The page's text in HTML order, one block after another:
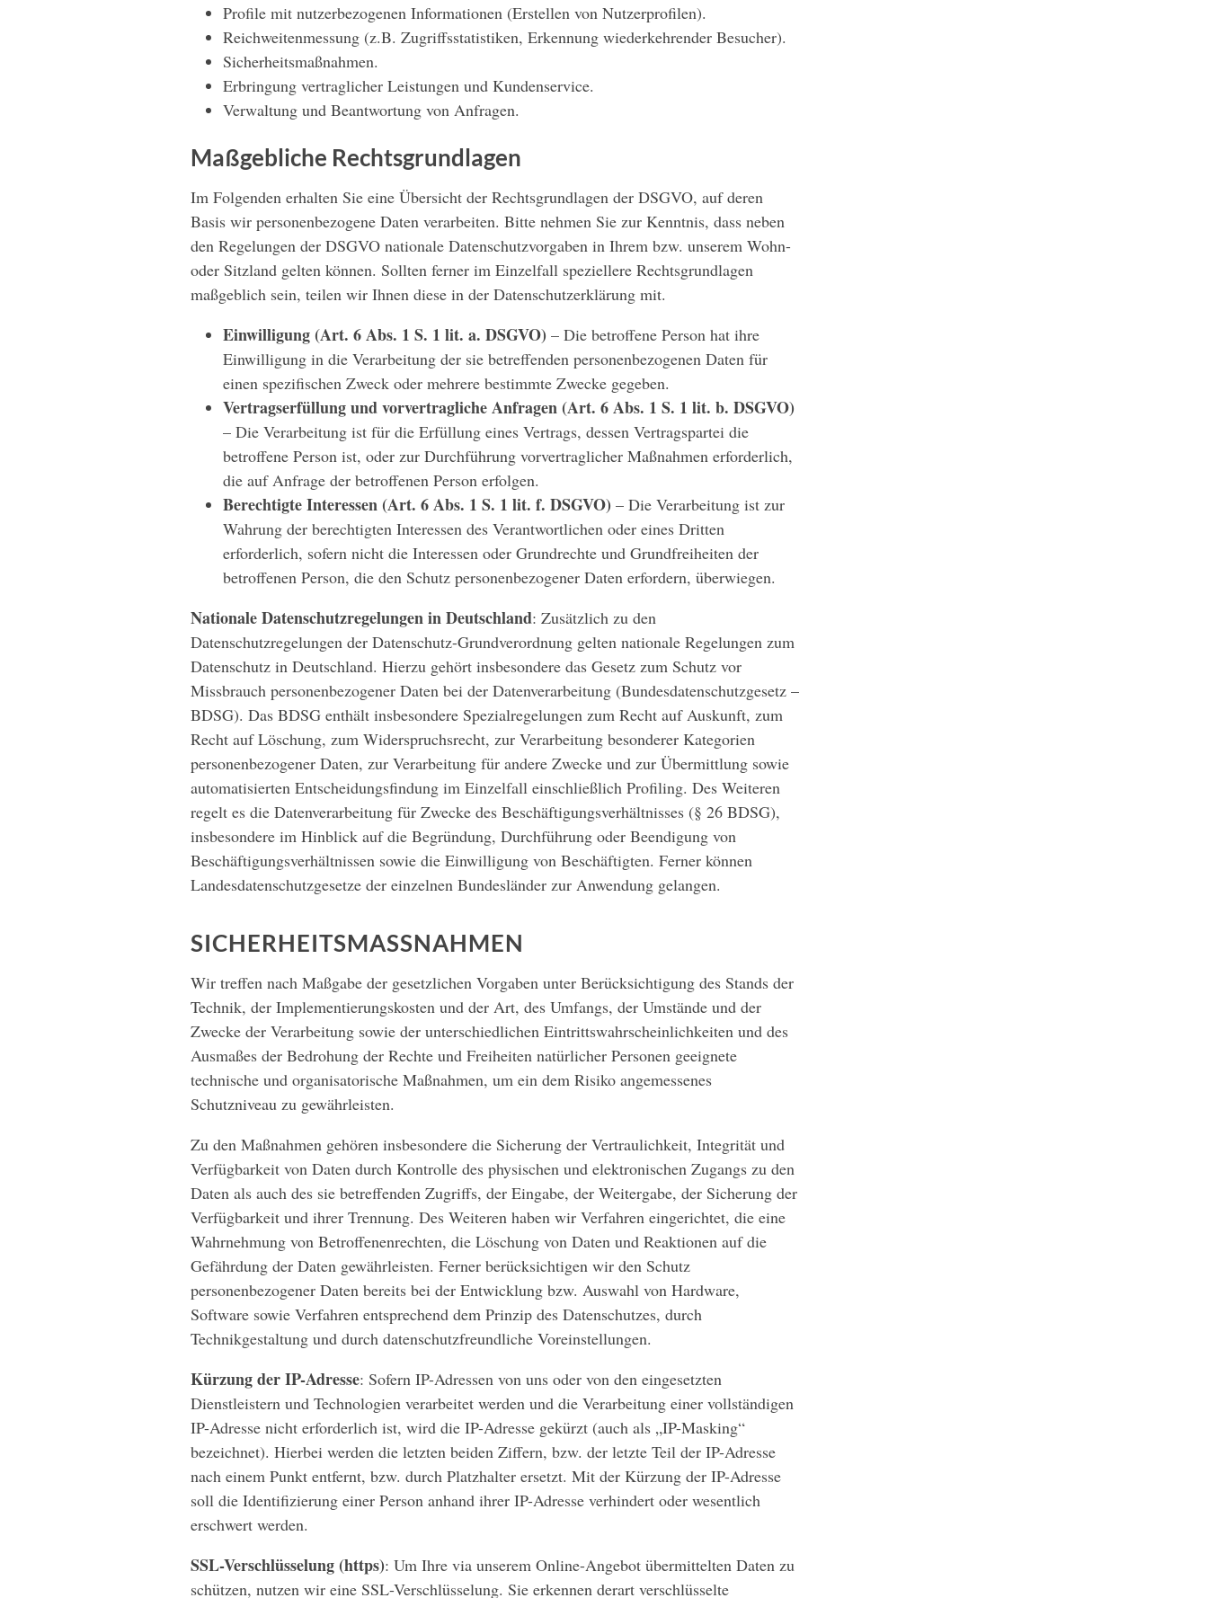
Profile mit nutzerbezogenen Informationen (Erstellen von Nutzerprofilen).
Reichweitenmessung (z.B. Zugriffsstatistiken, Erkennung wiederkehrender Besucher).
Sicherheitsmaßnahmen.
Erbringung vertraglicher Leistungen und Kundenservice.
Verwaltung und Beantwortung von Anfragen.
Maßgebliche Rechtsgrundlagen
Im Folgenden erhalten Sie eine Übersicht der Rechtsgrundlagen der DSGVO, auf deren
Basis wir personenbezogene Daten verarbeiten. Bitte nehmen Sie zur Kenntnis, dass neben
den Regelungen der DSGVO nationale Datenschutzvorgaben in Ihrem bzw. unserem Wohn-
oder Sitzland gelten können. Sollten ferner im Einzelfall speziellere Rechtsgrundlagen
maßgeblich sein, teilen wir Ihnen diese in der Datenschutzerklärung mit.
Einwilligung (Art. 6 Abs. 1 S. 1 lit. a. DSGVO) – Die betroffene Person hat ihre
Einwilligung in die Verarbeitung der sie betreffenden personenbezogenen Daten für
einen spezifischen Zweck oder mehrere bestimmte Zwecke gegeben.
Vertragserfüllung und vorvertragliche Anfragen (Art. 6 Abs. 1 S. 1 lit. b. DSGVO)
– Die Verarbeitung ist für die Erfüllung eines Vertrags, dessen Vertragspartei die
betroffene Person ist, oder zur Durchführung vorvertraglicher Maßnahmen erforderlich,
die auf Anfrage der betroffenen Person erfolgen.
Berechtigte Interessen (Art. 6 Abs. 1 S. 1 lit. f. DSGVO) – Die Verarbeitung ist zur
Wahrung der berechtigten Interessen des Verantwortlichen oder eines Dritten
erforderlich, sofern nicht die Interessen oder Grundrechte und Grundfreiheiten der
betroffenen Person, die den Schutz personenbezogener Daten erfordern, überwiegen.
Nationale Datenschutzregelungen in Deutschland: Zusätzlich zu den
Datenschutzregelungen der Datenschutz-Grundverordnung gelten nationale Regelungen zum
Datenschutz in Deutschland. Hierzu gehört insbesondere das Gesetz zum Schutz vor
Missbrauch personenbezogener Daten bei der Datenverarbeitung (Bundesdatenschutzgesetz –
BDSG). Das BDSG enthält insbesondere Spezialregelungen zum Recht auf Auskunft, zum
Recht auf Löschung, zum Widerspruchsrecht, zur Verarbeitung besonderer Kategorien
personenbezogener Daten, zur Verarbeitung für andere Zwecke und zur Übermittlung sowie
automatisierten Entscheidungsfindung im Einzelfall einschließlich Profiling. Des Weiteren
regelt es die Datenverarbeitung für Zwecke des Beschäftigungsverhältnisses (§ 26 BDSG),
insbesondere im Hinblick auf die Begründung, Durchführung oder Beendigung von
Beschäftigungsverhältnissen sowie die Einwilligung von Beschäftigten. Ferner können
Landesdatenschutzgesetze der einzelnen Bundesländer zur Anwendung gelangen.
SICHERHEITSMASSNAHMEN
Wir treffen nach Maßgabe der gesetzlichen Vorgaben unter Berücksichtigung des Stands der
Technik, der Implementierungskosten und der Art, des Umfangs, der Umstände und der
Zwecke der Verarbeitung sowie der unterschiedlichen Eintrittswahrscheinlichkeiten und des
Ausmaßes der Bedrohung der Rechte und Freiheiten natürlicher Personen geeignete
technische und organisatorische Maßnahmen, um ein dem Risiko angemessenes
Schutzniveau zu gewährleisten.
Zu den Maßnahmen gehören insbesondere die Sicherung der Vertraulichkeit, Integrität und
Verfügbarkeit von Daten durch Kontrolle des physischen und elektronischen Zugangs zu den
Daten als auch des sie betreffenden Zugriffs, der Eingabe, der Weitergabe, der Sicherung der
Verfügbarkeit und ihrer Trennung. Des Weiteren haben wir Verfahren eingerichtet, die eine
Wahrnehmung von Betroffenenrechten, die Löschung von Daten und Reaktionen auf die
Gefährdung der Daten gewährleisten. Ferner berücksichtigen wir den Schutz
personenbezogener Daten bereits bei der Entwicklung bzw. Auswahl von Hardware,
Software sowie Verfahren entsprechend dem Prinzip des Datenschutzes, durch
Technikgestaltung und durch datenschutzfreundliche Voreinstellungen.
Kürzung der IP-Adresse: Sofern IP-Adressen von uns oder von den eingesetzten
Dienstleistern und Technologien verarbeitet werden und die Verarbeitung einer vollständigen
IP-Adresse nicht erforderlich ist, wird die IP-Adresse gekürzt (auch als „IP-Masking“
bezeichnet). Hierbei werden die letzten beiden Ziffern, bzw. der letzte Teil der IP-Adresse
nach einem Punkt entfernt, bzw. durch Platzhalter ersetzt. Mit der Kürzung der IP-Adresse
soll die Identifizierung einer Person anhand ihrer IP-Adresse verhindert oder wesentlich
erschwert werden.
SSL-Verschlüsselung (https): Um Ihre via unserem Online-Angebot übermittelten Daten zu
schützen, nutzen wir eine SSL-Verschlüsselung. Sie erkennen derart verschlüsselte